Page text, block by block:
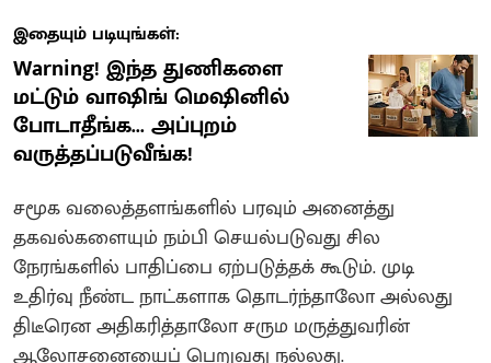
இதையும் படியுங்கள்:
Warning! இந்த துணிகளை
மட்டும் வாஷிங் மெஷினில்
போடாதீங்க... அப்புறம்
வருத்தப்படுவீங்க!
சமூக வலைத்தளங்களில் பரவும் அனைத்து
தகவல்களையும் நம்பி செயல்படுவது சில
நேரங்களில் பாதிப்பை ஏற்படுத்தக் கூடும். முடி
உதிர்வு நீண்ட நாட்களாக தொடர்ந்தாலோ அல்லது
திடீரென அதிகரித்தாலோ சரும மருத்துவரின்
ஆலோசனையைப் பெறுவது நல்லது.